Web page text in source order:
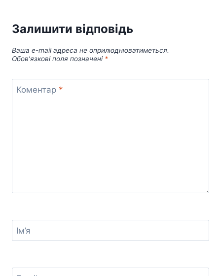
Залишити відповідь
Ваша e-mail адреса не оприлюднюватиметься.
Обов’язкові поля позначені *
Коментар *
Ім’я